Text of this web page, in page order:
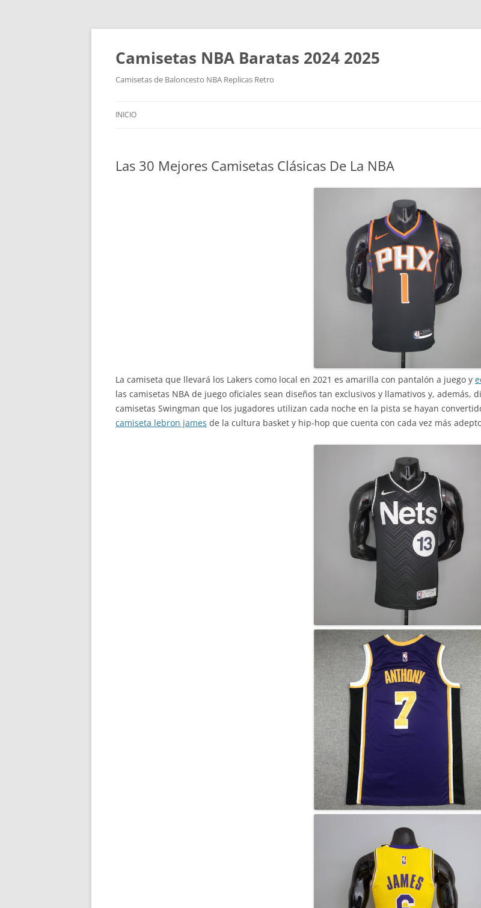
Camisetas NBA Baratas 2024 2025
Camisetas de Baloncesto NBA Replicas Retro
INICIO
Las 30 Mejores Camisetas Clásicas De La NBA
La camiseta que llevará los Lakers como local en 2021 es amarilla con pantalón a juego y
las camisetas NBA de juego oficiales sean diseños tan exclusivos y llamativos y,
camisetas Swingman que los jugadores utilizan cada noche en la pista se hayan
camiseta lebron james de la cultura basket y hip-hop que cuenta con cada vez más